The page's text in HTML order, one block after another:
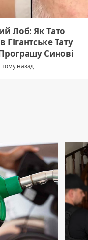
Лоб: Як Тато
Гігантське Тату
Синові
тому назад